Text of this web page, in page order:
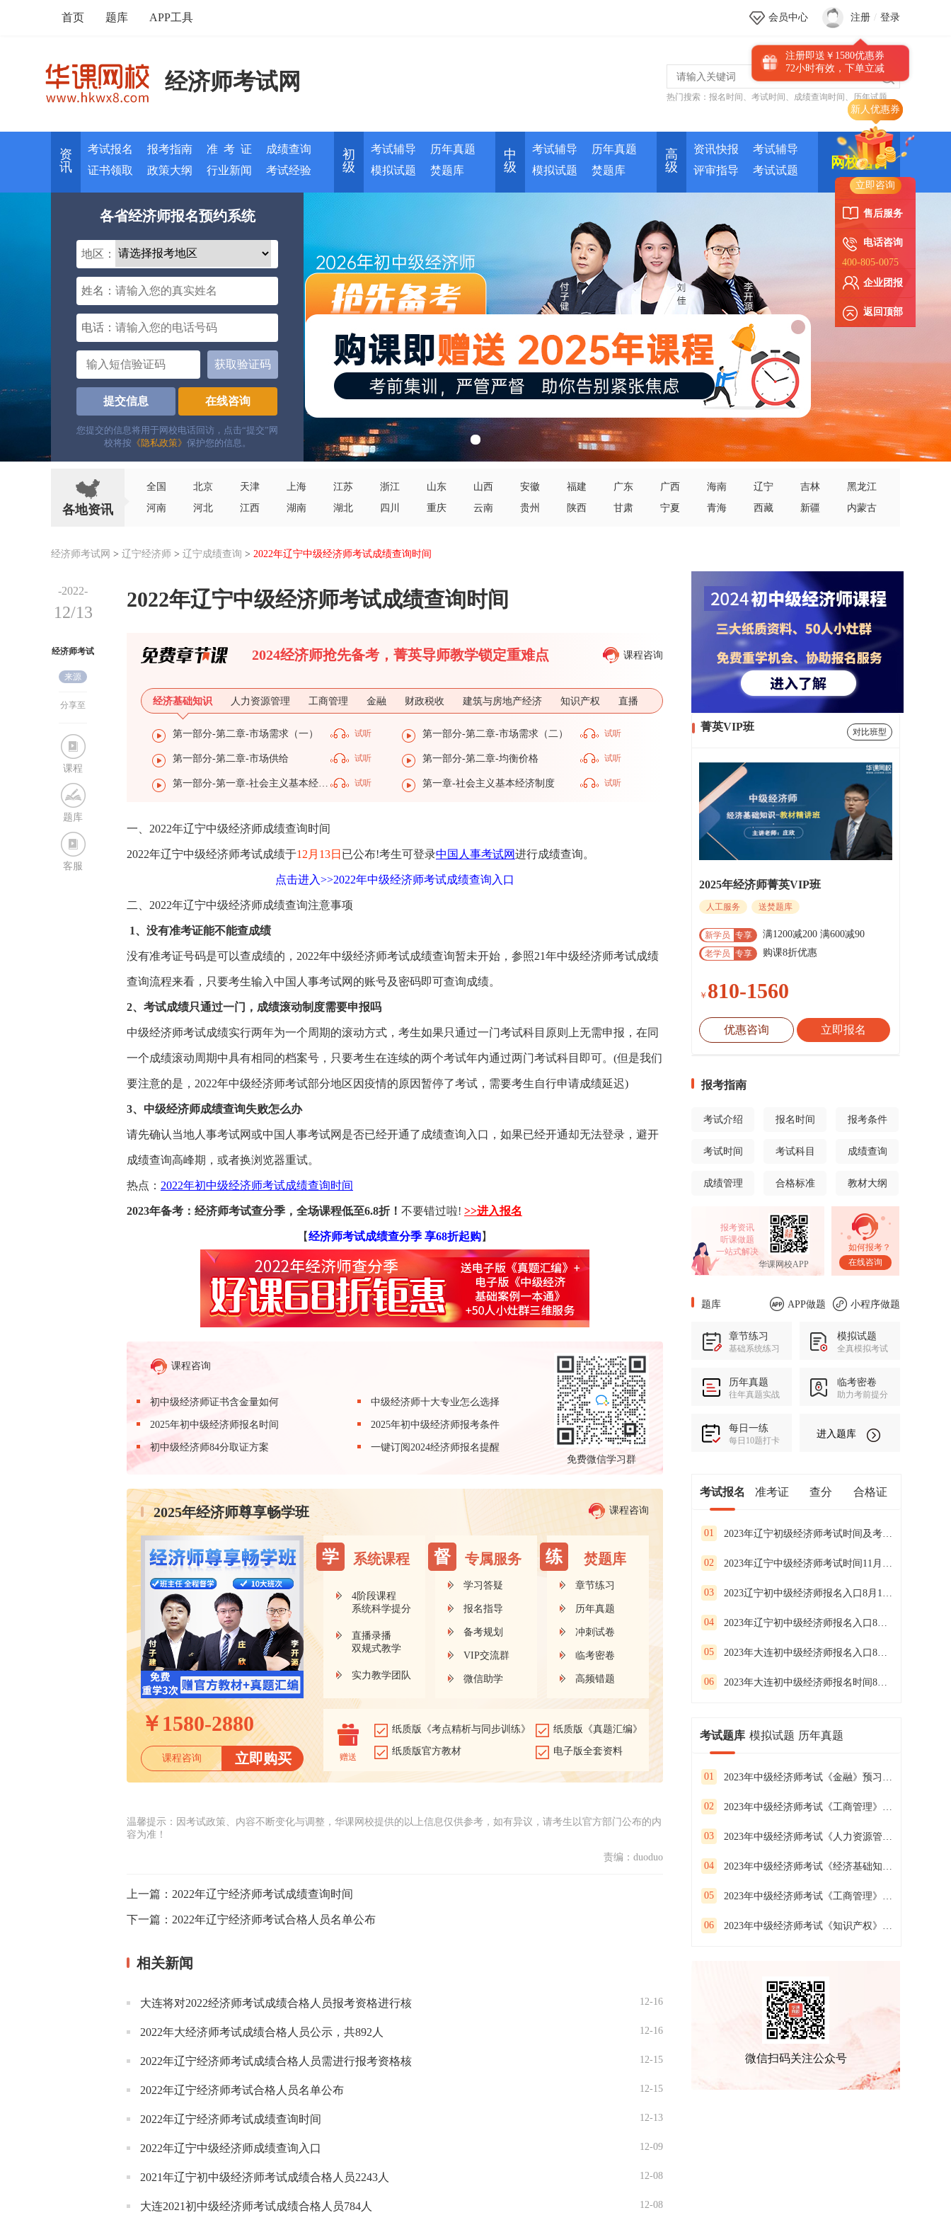
立即咨询
售后服务
电话咨询
400-805-0075
企业团报
返回顶部
首页 题库 APP工具 会员中心 注册 / 登录
注册即送￥1580优惠券
72小时有效，下单立减
经济师考试网
热门搜索： 报名时间 、 考试时间 、 成绩查询时间 、 历年试题
资
讯
考试报名 报考指南 准 考 证
成绩查询
证书领取
政策大纲 行业新闻 考试经验
初
级
考试辅导
历年真题
模拟试题
焚题库
中
级
考试辅导
历年真题
模拟试题
焚题库
高
级
资讯快报
考试辅导
评审指导
考试试题
网校培训
各省经济师报名预约系统
地区：
姓名：
电话：
获取验证码
提交信息 在线咨询
您提交的信息将用于网校电话回访，点击“提交”网
校将按 《隐私政策》 保护您的信息。
各地资讯
全国 北京 天津 上海 江苏 浙江 山东 山西 安徽 福建 广东 广西 海南 辽宁 吉林
黑龙江
河南
河北 江西 湖南 湖北 四川 重庆 云南 贵州 陕西 甘肃 宁夏 青海 西藏 新疆 内蒙古
经济师考试网 > 辽宁经济师 > 辽宁成绩查询 > 2022年辽宁中级经济师考试成绩查询时间
-2022-
12/13
经济师考试
网
来源
分享至
课程
题库
客服
2022年辽宁中级经济师考试成绩查询时间
2024经济师抢先备考，菁英导师教学锁定重难点 课程咨询
经济基础知识 人力资源管理 工商管理 金融 财政税收 建筑与房地产经济 知识产权 直播
第一部分-第二章-市场需求（一） 试听 第一部分-第二章-市场需求（二） 试听
第一部分-第二章-市场供给 试听 第一部分-第二章-均衡价格 试听
第一部分-第一章-社会主义基本经济制度 试听 第一章-社会主义基本经济制度 试听
一、2022年辽宁中级经济师成绩查询时间
2022年辽宁中级经济师考试成绩于12月13日 已公布!考生可登录中国人事考试网进行成绩查询。
点击进入>>2022年中级经济师考试成绩查询入口
二、2022年辽宁中级经济师成绩查询注意事项
1、没有准考证能不能查成绩
没有准考证号码是可以查成绩的，2022年中级经济师考试成绩查询暂未开始，参照21年中级经济师考试成绩
查询流程来看，只要考生输入中国人事考试网的账号及密码即可查询成绩。
2、考试成绩只通过一门，成绩滚动制度需要申报吗
中级经济师考试成绩实行两年为一个周期的滚动方式，考生如果只通过一门考试科目原则上无需申报，在同
一个成绩滚动周期中具有相同的档案号，只要考生在连续的两个考试年内通过两门考试科目即可。(但是我们
要注意的是，2022年中级经济师考试部分地区因疫情的原因暂停了考试，需要考生自行申请成绩延迟)
3、中级经济师成绩查询失败怎么办
请先确认当地人事考试网或中国人事考试网是否已经开通了成绩查询入口，如果已经开通却无法登录，避开
成绩查询高峰期，或者换浏览器重试。
热点： 2022年初中级经济师考试成绩查询时间
2023年备考：经济师考试查分季，全场课程低至6.8折！ 不要错过啦! >>进入报名
【经济师考试成绩查分季 享68折起购】
课程咨询
初中级经济师证书含金量如何 中级经济师十大专业怎么选择
2025年初中级经济师报名时间 2025年初中级经济师报考条件
初中级经济师84分取证方案
一键订阅2024经济师报名提醒
免费微信学习群
2025年经济师尊享畅学班 课程咨询
￥ 1580-2880
课程咨询 立即购买
学 系统课程
4阶段课程
系统科学提分
直播录播
双规式教学
实力教学团队
督 专属服务
学习答疑
报名指导
备考规划
VIP交流群
微信助学
练 焚题库
章节练习
历年真题
冲刺试卷
临考密卷
高频错题
赠送
纸质版《考点精析与同步训练》 纸质版《真题汇编》
纸质版官方教材 电子版全套资料
温馨提示：因考试政策、内容不断变化与调整，华课网校提供的以上信息仅供参考，如有异议，请考生以官方部门公布的内
容为准！
责编：duoduo
上一篇： 2022年辽宁经济师考试成绩查询时间
下一篇： 2022年辽宁经济师考试合格人员名单公布
相关新闻
大连将对2022经济师考试成绩合格人员报考资格进行核 12-16
2022年大经济师考试成绩合格人员公示，共892人 12-16
2022年辽宁经济师考试成绩合格人员需进行报考资格核 12-15
2022年辽宁经济师考试合格人员名单公布 12-15
2022年辽宁经济师考试成绩查询时间 12-13
2022年辽宁中级经济师成绩查询入口 12-09
2021年辽宁初中级经济师考试成绩合格人员2243人 12-08
大连2021初中级经济师考试成绩合格人员784人 12-08
菁英VIP班 对比班型
2025年经济师菁英VIP班
人工服务 送焚题库
新学员 专享 满1200减200 满600减90
老学员 专享 购课8折优惠
￥ 810-1560
优惠咨询 立即报名
报考指南
考试介绍 报名时间 报考条件
考试时间 考试科目 成绩查询
成绩管理 合格标准 教材大纲
报考资讯
听课做题
一站式解决
华课网校APP
如何报考？
在线咨询
题库 APP做题 小程序做题
章节练习
基础系统练习
模拟试题
全真模拟考试
历年真题
往年真题实战
临考密卷
助力考前提分
每日一练
每日10题打卡
进入题库
考试报名 准考证 查分 合格证
01 2023年辽宁初级经济师考试时间及考试安排
02 2023年辽宁中级经济师考试时间11月11、12日
03 2023辽宁初中级经济师报名入口8月17日24:00关闭抓紧
04 2023年辽宁初中级经济师报名入口8月7日开通，别错过
05 2023年大连初中级经济师报名入口8月7日开通
06 2023年大连初中级经济师报名时间8月7日-17日
考试题库 模拟试题 历年真题
01 2023年中级经济师考试《金融》预习试卷（二）
02 2023年中级经济师考试《工商管理》预习试卷（一）
03 2023年中级经济师考试《人力资源管理》预习试卷（三）
04 2023年中级经济师考试《经济基础知识》预习试卷（二）
05 2023年中级经济师考试《工商管理》预习试卷（三）
06 2023年中级经济师考试《知识产权》预习试卷（二）
微信扫码关注公众号